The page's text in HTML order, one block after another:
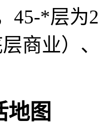
45-*层为
商业）
地图